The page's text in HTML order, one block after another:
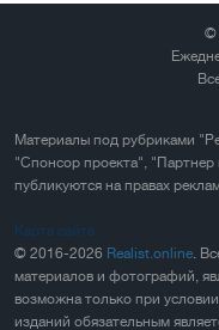
©
Материалы под рубриками
"Спонсор проекта",
публикуются на правах
Карта сайта
© 2016-2026 Realist.online .
материалов и фотографий,
возможна только при
изданий обязательным